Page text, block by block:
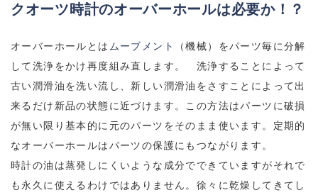
クオーツ時計のオーバーホールは必要か！？
オーバーホールとは ムーブメント
（機械）をパーツ毎に分解
して洗浄をかけ再度組み直します。 洗浄することによって
古い潤滑油を洗い流し、新しい潤滑油をさすことによって出
来るだけ新品の状態に近づけます。この方法はパーツに破損
が無い限り基本的に元のパーツをそのまま使います。定期的
なオーバーホールはパーツの保護にもつながります。
時計の油は蒸発しにくいような成分でできていますがそれで
も永久に使えるわけではありません。徐々に乾燥してきてし